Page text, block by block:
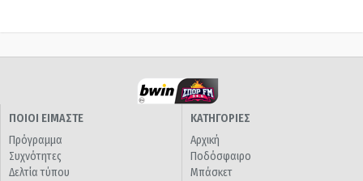
ΠΟΙΟΙ ΕΙΜΑΣΤΕ
Πρόγραμμα
Συχνότητες
Δελτία τύπου
ΚΑΤΗΓΟΡΙΕΣ
Αρχική
Ποδόσφαιρο
Μπάσκετ